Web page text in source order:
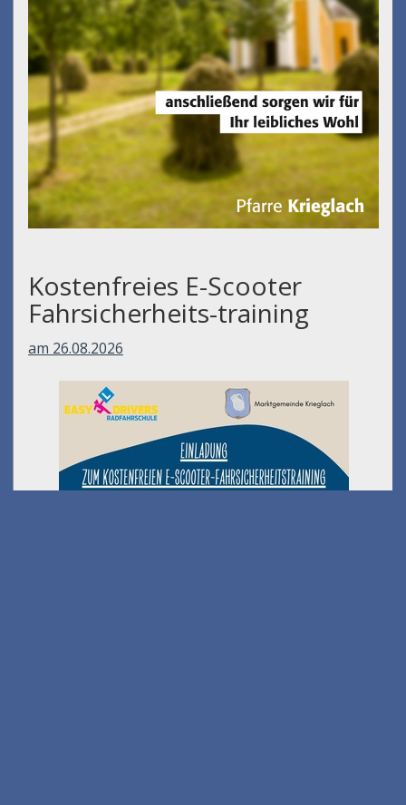
Kostenfreies E-Scooter
Fahrsicherheits-training
am 26.08.2026